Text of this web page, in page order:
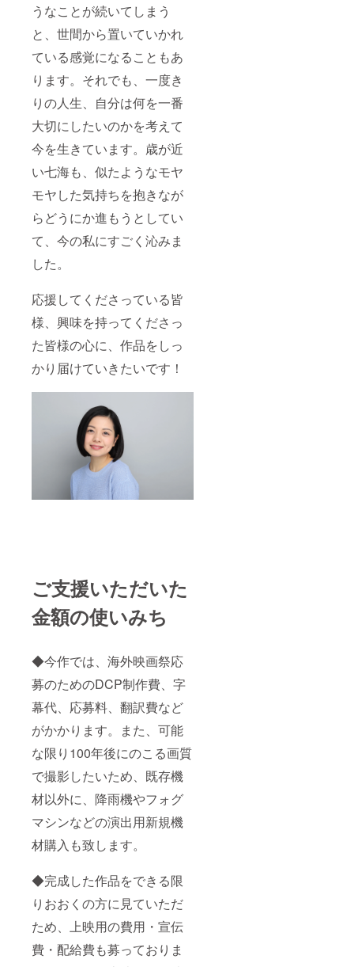
うなことが続いてしまう
と、世間から置いていかれ
ている感覚になることもあ
ります。それでも、一度き
りの人生、自分は何を一番
大切にしたいのかを考えて
今を生きています。歳が近
い七海も、似たようなモヤ
モヤした気持ちを抱きなが
らどうにか進もうとしてい
て、今の私にすごく沁みま
した。
応援してくださっている皆
様、興味を持ってくださっ
た皆様の心に、作品をしっ
かり届けていきたいです！
ご支援いただいた
金額の使いみち
◆今作では、海外映画祭応
募のためのDCP制作費、字
幕代、応募料、翻訳費など
がかかります。また、可能
な限り100年後にのこる画質
で撮影したいため、既存機
材以外に、降雨機やフォグ
マシンなどの演出用新規機
材購入も致します。
◆完成した作品をできる限
りおおくの方に見ていただ
ため、上映用の費用・宣伝
費・配給費も募っておりま